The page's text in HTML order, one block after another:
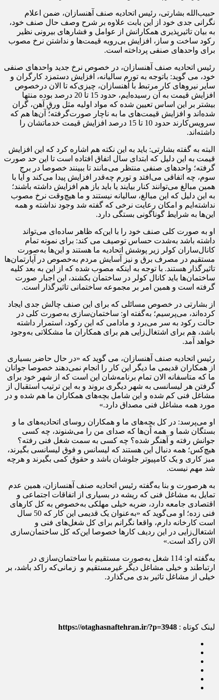
حبیب‌الله بشارتی، رئیس اتحادیه صنف آهنسازان، ضمن اعلام
نگرانی جدی خود از این بابت علاوه بر شرح وصف حال صنف خود،
به بیان تاثیرپذیری همکارانش از عوامل و فشارهای بیرونی نظیر
رکود ساخت و ساز، افزایش بی‌رویه قیمت‌ها و نداشتن نرخ مصوب
برای واحدهای صنفی پرداخته است.
رئیس اتحادیه صنف آهنسازان، در خصوص نرخ جدید واحدهای صنفی
خود، می گوید: باتوجه به تورم سالیانه، افزایش دستمزد کارگران و
سایر نیروهای کار مرتبط با آهنسازان، چیزی‌که تا الان درخصوص
افزایش قیمت به آن رسیده‌ایم، حدود 15 تا 20 درصد بوده منتها
بیشتر بر این اساس تعیین شده که مواد اولیه مثل ورقِ آهن، گران
شده‌اند و افزایش قیمت‌های ما به ناچار صورت‌گرفته؛ آن‌ها هم که
سرویس‌کارند حدود 10 تا 15 درصد افزایش قیمت خدماتشان را
داشته‌اند.
البته به گفته بشارتی: باید به این نکته هم اشاره کرد که این افزایش
قیمت به این دلیل که ابتدای سال اتفاق افتاده است تا این حد صورت
گرفته؛ واحدهای صنفی منتظر می‌مانند تا ببینند خصوصا در برج
سوم، چه اتفاقی می‌افتد و تورم چه‌قدر افزایش پیدا می‌کند و آیا با
همین مبالغ می‌توانند کنار بیایند یا باید باز هم افزایش داشته باشند؛
به این دلیل که این مبالغ، سالیانه نیستند و ما هیچ‌وقت نرخ مصوب
نداشته‌ایم و امکان رعایت نرخی که گفته شد وجود نداشته و همه
این‌ها به شرایط گوناگونی بستگی دارد.
او به صورت کلی صنف خود را با این‌که ظاهر ساده‌ای می‌تواند
داشته باشد به‌شدت حساس توصیف می کند: برای نمونه تمام
کانال‌ساران کولر زیر پوشش اتحادیه ما هستند و این‌ها به‌صورت
مستقیم در مصرف برق و نیز آسایش مردم به‌خصوص در آپارتمان‌ها
تاثیرگذار هستند. با توجه به اینکه مصوب شده که از این به بعد کلیه
ساختمان‌ها باید کانال کولر در ساختمان بکشند، این اجبار صورت
گرفته است و همین امر بر مجموعه ساختمانی تاثیرگذار است.
از بشارتی در خصوص مسائلی که برای این صنف چالش جدی ایجاد
کرده‌اند، می‌پرسیم؛ به‌گفته او: ساختمان‌سازی به‌صورت کلی در
حالت رکود به سر می‌برد و مادامی که این رکود، استمرار داشته
باشد، هم برای اشتغال‌زایی هم برای همکاران ما مشکلاتی به‌وجود
خواهد آمد.
رئیس اتحادیه صنف آهنسازان، می گوید که «در حال حاضر بسیاری
از همکاران قدیمی ما دیگر این کار را انجام نمی‌دهند خصوصا جوانان
ما که متاسفانه الان تمام برنامه‌شان این است که از شهر خود برای
گرفتن هر لیسانسی به شهر دیگری بروند و به این ترتیب استقبال از
مشاغل فنی کم شده و این شامل بچه‌های همکاران ما هم شده و در
مورد همه مشاغل فنی مصداق دارد.»
او می‌پرسد: در کل بچه‌های ما و همکاران روسای اتحادیه‌های ما و
بستگان شما و همه آن‌ها که صدای من را می‌شنوند، چه کسی
جوانش رفته و آهنگر شده؟ چه کسی به سمت شغل فنی رفته؟
هیچ‌کس؛ همه دنبال این هستند که لیسانس و فوق لیسانسی بگیرند،
میز کاری و یک کامپیوتر جلوشان باشد و حقوق کمی بگیرند و هرچه
شد مهم نیست.
به هرصورت و بنا به‌گفته رئیس اتحادیه صنف آهنسازان، همین عدم
تمایل به مشاغل فنی که ریشه در بسیاری از اتفاقات اجتماعی و
اقتصادی جامعه دارد، ضربه خیلی مهلکی به‌خصوص به کل کارهای
فنی زده؛ او می‌گوید که «به‌عنوان یک قدیمی این کار که 50 سال
است کارخانه دارم، واقعا نگرانم برای کل شغل‌های فنی و
اشتغال‌زایی در این ردیف کارها خصوصا این‌که کل ساختمان‌سازی
الان راکد است.»
به‌گفته او: 114 شغل به‌صورت مستقیم با ساختمان‌سازی در
ارتباطند و خیلی مشاغل دیگر غیرمستقیم و زمانی‌که راکد باشد، بر
خیلی از مشاغل تاثیر بدی می‌گذارد.
لینک کوتاه : https://otaghasnaftehran.ir/?p=3948